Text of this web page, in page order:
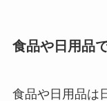
食品や日用品
食品や日用品は